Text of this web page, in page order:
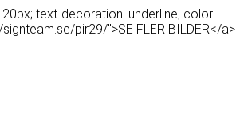
text-decoration: underline; color:
pir29/">SE FLER BILDER</a>